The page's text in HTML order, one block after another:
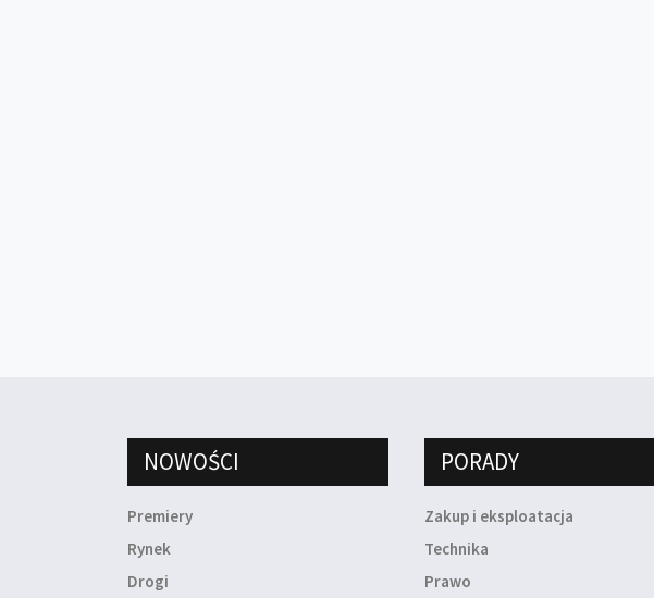
NOWOŚCI
Premiery
Rynek
Drogi
PORADY
Zakup i eksploatacja
Technika
Prawo